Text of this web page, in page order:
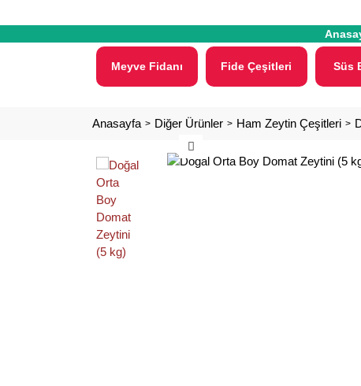
Meyve Fidanı Fide Çeşitleri Süs
Anasayfa Diğer Ürünler Ham Zeytin Çeşitleri